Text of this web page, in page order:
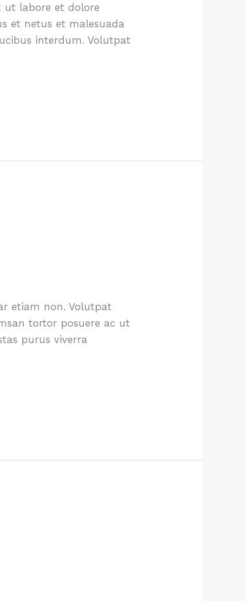
ut labore et dolore
et netus et malesuada
interdum. Volutpat
etiam non. Volutpat
tortor posuere ac ut
purus viverra